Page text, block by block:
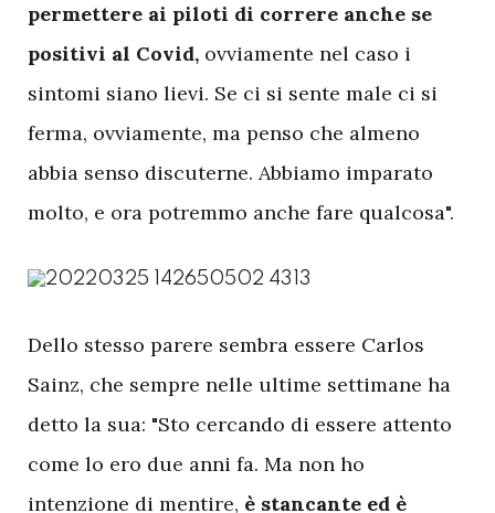
permettere ai piloti di correre anche se
positivi al Covid, ovviamente nel caso i
sintomi siano lievi. Se ci si sente male ci si
ferma, ovviamente, ma penso che almeno
abbia senso discuterne. Abbiamo imparato
molto, e ora potremmo anche fare qualcosa".
Dello stesso parere sembra essere Carlos
Sainz, che sempre nelle ultime settimane ha
detto la sua: "Sto cercando di essere attento
come lo ero due anni fa. Ma non ho
intenzione di mentire, è stancante ed è